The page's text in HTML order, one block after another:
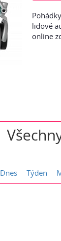
lidové
online
Dnes Týden